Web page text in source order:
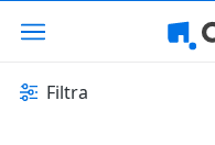
Filtra